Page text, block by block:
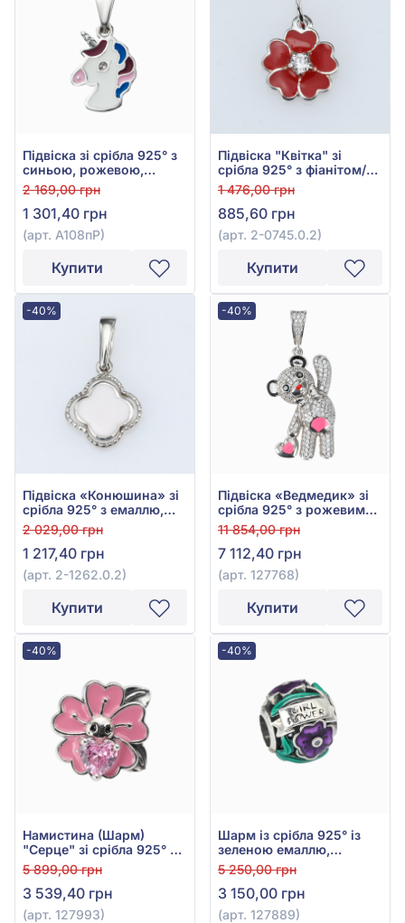
Підвіска зі срібла 925° з
синьою, рожевою,
фіолетовою, чорною
емаллю та Сваровські,
арт. А108пР
2 169,00 грн
1 301,40 грн
(арт. А108пР)
Купити
Підвіска "Квітка" зі
срібла 925° з фіанітом/
куб.цирконієм та
емаллю, арт. 2-0745.0.2
1 476,00 грн
885,60 грн
(арт. 2-0745.0.2)
Купити
-40%
Підвіска «Конюшина» зі
срібла 925° з емаллю,
арт. 2-1262.0.2
2 029,00 грн
1 217,40 грн
(арт. 2-1262.0.2)
Купити
-40%
Підвіска «Ведмедик» зі
срібла 925° з рожевим
фіанітом/куб.цирконієм,
червоною та чорною
емаллю, арт. 127768
11 854,00 грн
7 112,40 грн
(арт. 127768)
Купити
-40%
Намистина (Шарм)
"Серце" зі срібла 925° з
Рожевим Фіанітом/
куб.цирконієм, Рожевою
та Чорною Емаллю, арт.
127993
5 899,00 грн
3 539,40 грн
(арт. 127993)
-40%
Шарм із срібла 925° із
зеленою емаллю,
фіанітом та фіолетовою
емаллю, арт. 127889
5 250,00 грн
3 150,00 грн
(арт. 127889)